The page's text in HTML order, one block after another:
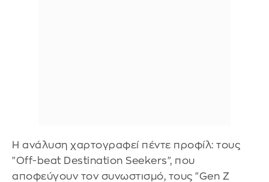
Η ανάλυση χαρτογραφεί πέντε προφίλ: τους
"Off-beat Destination Seekers", που
αποφεύγουν τον συνωστισμό, τους "Gen Z